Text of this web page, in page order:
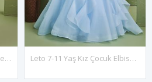
Luna 2-6 Yaş Kız Çocuk Elbise 20167 Kırık Beyaz Leto 7-11 Yaş Kız Çocuk Elbise 30195 Bebe Mavi